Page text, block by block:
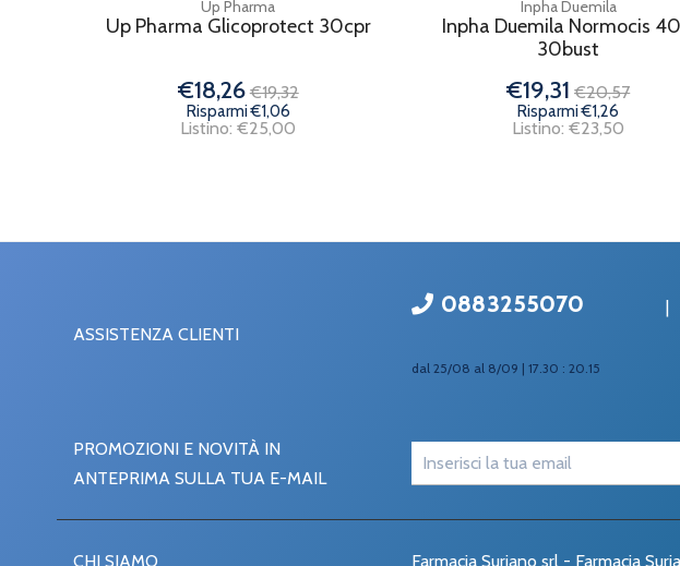
Up Pharma
Up Pharma Glicoprotect 30cpr
€18,26 €19,32
Risparmi €1,06
Listino: €25,00
Inpha Duemila
Inpha Duemila Normocis
30bust
€19,31 €20,57
Risparmi €1,26
Listino: €23,50
ASSISTENZA CLIENTI
0883255070
dal 25/08 al 8/09 | 17.30 : 20.15
|
PROMOZIONI E NOVITÀ IN
ANTEPRIMA SULLA TUA E-MAIL
CHI SIAMO Farmacia Suriano srl - Farmacia